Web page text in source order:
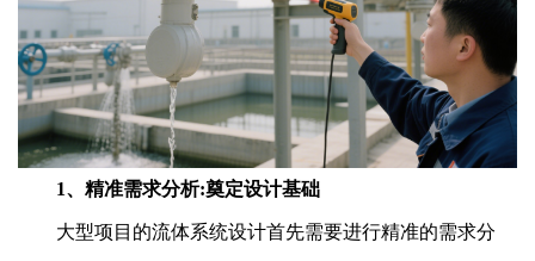
1、精准需求分析:奠定设计基础
大型项目的流体系统设计首先需要进行精准的需求分